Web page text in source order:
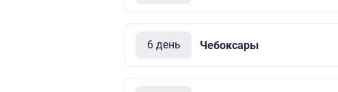
6 день Чебоксары